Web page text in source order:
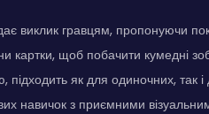
виклик гравцям, пропонуючи
картки, щоб побачити кумедні
як для одиночних, так і
навичок з приємними